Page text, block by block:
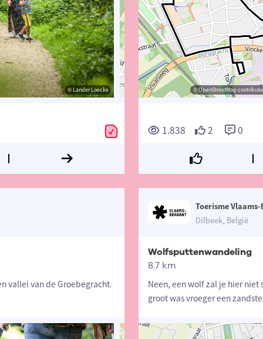
© Lander Loeckx © OpenStreetMap contributors,
© Lander Loeckx © OpenStreetMap
1.838 2 0
vallei van de Groebegracht.
Toerisme
Dilbeek, België
Wolfsputtenwandeling
8.7 km
Neen, een wolf zal je hier
groot was vroeger een